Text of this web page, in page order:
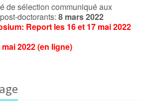
de sélection communiqué aux
doctorants: 8 mars 2022
Report les 16 et 17 mai 2022
2022 (en ligne)